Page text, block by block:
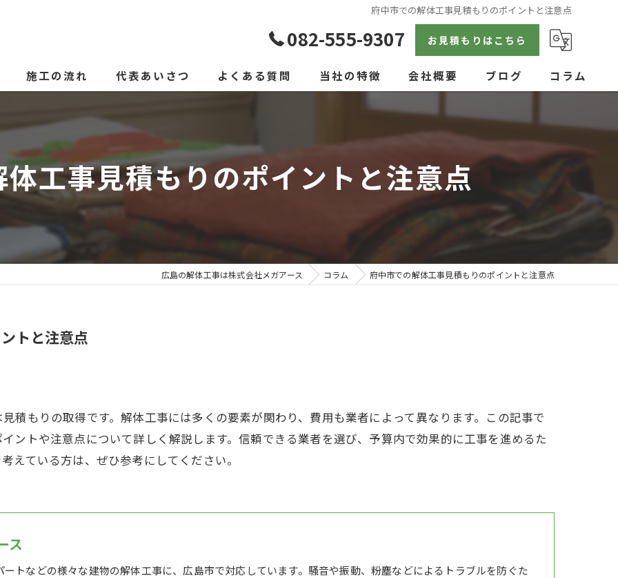
府中市での解体工事見積もりのポイントと注意点
082-555-9307 お見積もりはこちら
施工の流れ 代表あいさつ よくある質問 当社の特徴
見積り
会社概要 ブログ コラム
工事見積もりのポイントと注意点
広島の解体工事は株式会社メガアース コラム 府中市での解体工事見積もりのポイントと注意点
トと注意点
積もりの取得です。解体工事には多くの要素が関わり、費用も業者によって異なります。この記事で
ントや注意点について詳しく解説します。信頼できる業者を選び、予算内で効果的に工事を進めるた
えている方は、ぜひ参考にしてください。
ス
トなどの様々な建物の解体工事に、広島市で対応しています。騒音や振動、粉塵などによるトラブルを防ぐた